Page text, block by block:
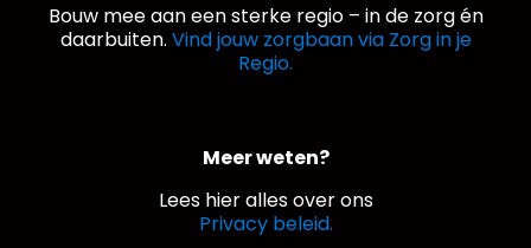
Bouw mee aan een sterke regio – in de zorg én
daarbuiten. Vind jouw zorgbaan via Zorg in je
Regio.
Meer weten?
Lees hier alles over ons
Privacy beleid.